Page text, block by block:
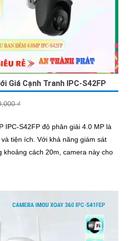
Giá Cạnh Tranh IPC-S42FP
₫
IPC-S42FP độ phân giải 4.0 MP là
năng giám sát
khoảng cách 20m, camera này cho